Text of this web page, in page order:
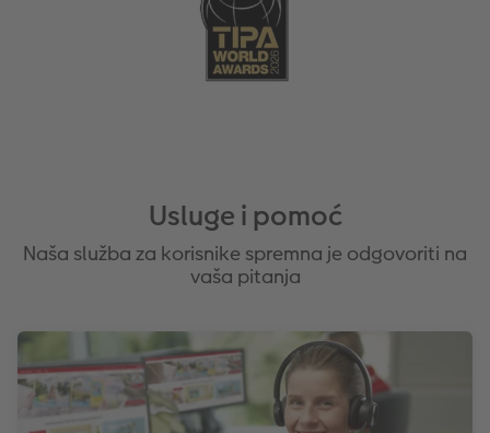
Usluge i pomoć
Naša služba za korisnike spremna je odgovoriti na
vaša pitanja